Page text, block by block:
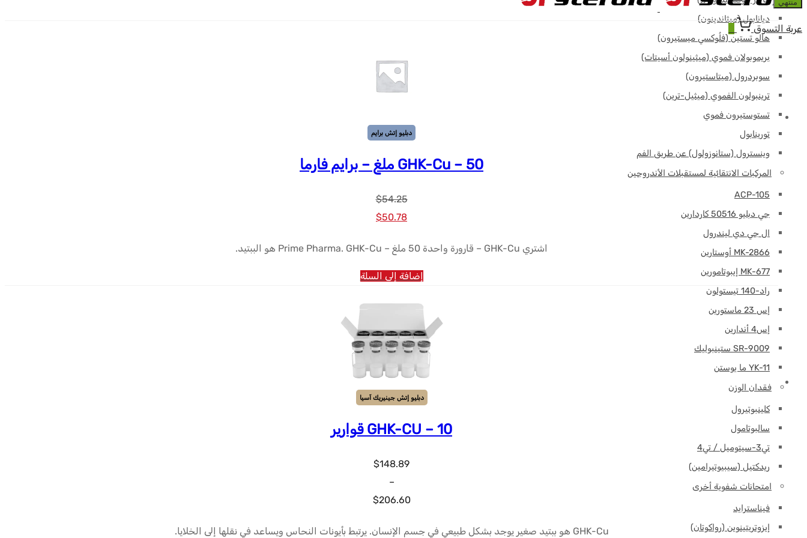
ديانابول (ميثاندينون)
هالو تستين (فلُوكسي ميستيرون)
بريموبولان فموي (ميثينولون أسيتات)
سوبردرول (ميتاستيرون)
ترينبولون الفموي (ميثيل-ترين)
تستوستيرون فموي
تورينابول
وينسترول (ستانوزولول) عن طريق الفم
المركبات الانتقائية لمستقبلات الأندروجين
ACP-105
جي دبليو 50516 كاردارين
ال جي دي ليندرول
MK-2866 أوستارين
MK-677 إيبوتامورين
راد-140 تيستولون
إس 23 ماستورين
إس4 أندارين
SR-9009 ستينبوليك
YK-11 ما يوستن
فقدان الوزن
كلينبوتيرول
سالبوتامول
تي3-سيتوميل / تي4
ريدكتيل (سيبيوتيرامين)
امتحانات شفوية أخرى
فيناسترايد
إيزوتريتينوين (رواكوتان)
عربة التسوق
منتهي
دبليو إتش برايم
GHK-Cu – 50 ملغ – برايم فارما
$54.25
السعر
كان:
$54.25.
$50.78 السعر
هو:
$50.78.
اشتري GHK-Cu – قارورة واحدة 50 ملغ – Prime Pharma. GHK-Cu هو الببتيد.
إضافة إلى السلة
دبليو إتش جينيريك آسيا
GHK-CU – 10 قوارير
$148.89
–
$206.60 نطاق
من
GHK-Cu هو ببتيد صغير يوجد بشكل طبيعي في جسم الإنسان. يرتبط بأيونات النحاس ويساعد في نقلها إلى الخلايا.